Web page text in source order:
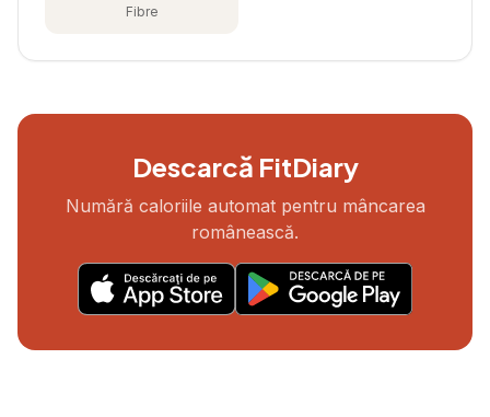
Fibre
Descarcă FitDiary
Numără caloriile automat pentru mâncarea
românească.